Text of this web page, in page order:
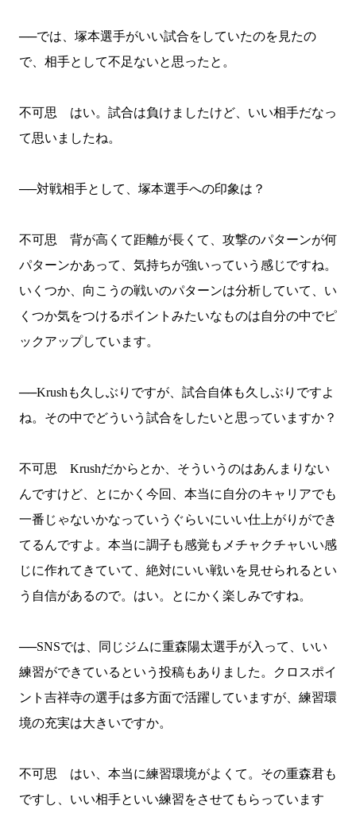
──では、塚本選手がいい試合をしていたのを見たの
で、相手として不足ないと思ったと。
不可思 はい。試合は負けましたけど、いい相手だなっ
て思いましたね。
──対戦相手として、塚本選手への印象は？
不可思 背が高くて距離が長くて、攻撃のパターンが何
パターンかあって、気持ちが強いっていう感じですね。
いくつか、向こうの戦いのパターンは分析していて、い
くつか気をつけるポイントみたいなものは自分の中でピ
ックアップしています。
──Krush も久しぶりですが、試合自体も久しぶりですよ
ね。その中でどういう試合をしたいと思っていますか？
不可思 Krushだからとか、そういうのはあんまりない
んですけど、とにかく今回、本当に自分のキャリアでも
一番じゃないかなっていうぐらいにいい仕上がりができ
てるんですよ。本当に調子も感覚もメチャクチャいい感
じに作れてきていて、絶対にいい戦いを見せられるとい
う自信があるので。はい。とにかく楽しみですね。
──SNSでは、同じジムに重森陽太選手が入って、いい
練習ができているという投稿もありました。クロスポイ
ント吉祥寺の選手は多方面で活躍していますが、練習環
境の充実は大きいですか。
不可思 はい、本当に練習環境がよくて。その重森君も
ですし、いい相手といい練習をさせてもらっています